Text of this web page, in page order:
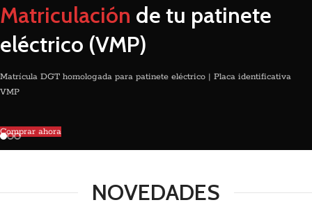
Matriculación de tu patinete
eléctrico (VMP)
Matrícula DGT homologada para patinete eléctrico | Placa identificativa
VMP
Comprar ahora
NOVEDADES